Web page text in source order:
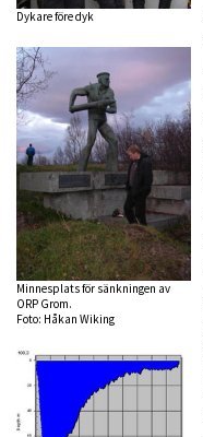
Dykare före dyk
Minnesplats för sänkningen av
ORP Grom.
Foto: Håkan Wiking